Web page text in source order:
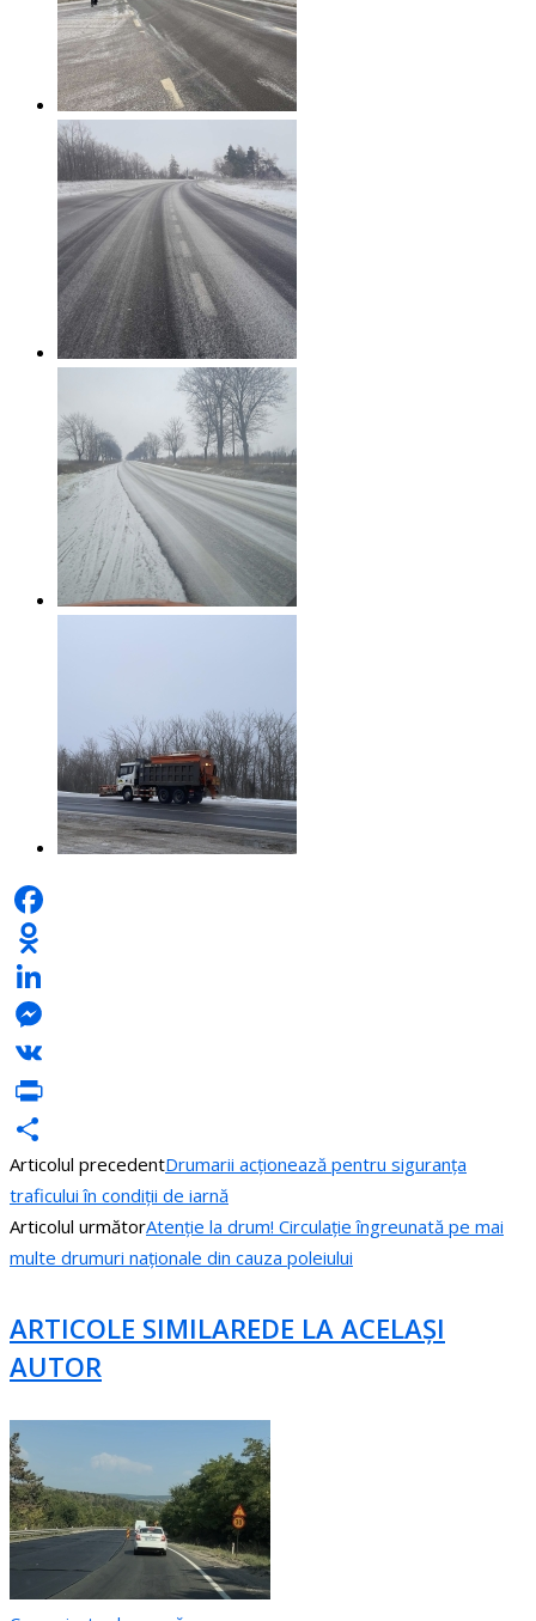
Facebook
Odnoklassniki
LinkedIn
Messenger
VK
PrintFriendly
Partajează
Articolul precedentDrumarii acționează pentru siguranța
traficului în condiții de iarnă
Articolul următorAtenție la drum! Circulație îngreunată pe mai
multe drumuri naționale din cauza poleiului
ARTICOLE SIMILAREDE LA ACELAȘI
AUTOR